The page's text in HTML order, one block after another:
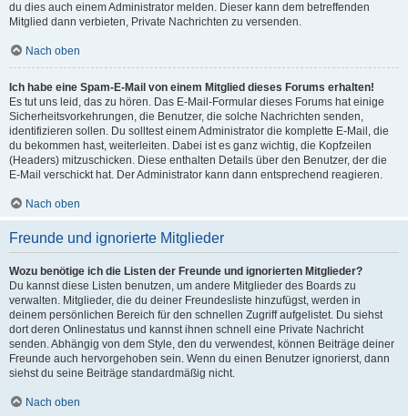
du dies auch einem Administrator melden. Dieser kann dem betreffenden
Mitglied dann verbieten, Private Nachrichten zu versenden.
Nach oben
Ich habe eine Spam-E-Mail von einem Mitglied dieses Forums erhalten!
Es tut uns leid, das zu hören. Das E-Mail-Formular dieses Forums hat einige
Sicherheitsvorkehrungen, die Benutzer, die solche Nachrichten senden,
identifizieren sollen. Du solltest einem Administrator die komplette E-Mail, die
du bekommen hast, weiterleiten. Dabei ist es ganz wichtig, die Kopfzeilen
(Headers) mitzuschicken. Diese enthalten Details über den Benutzer, der die
E-Mail verschickt hat. Der Administrator kann dann entsprechend reagieren.
Nach oben
Freunde und ignorierte Mitglieder
Wozu benötige ich die Listen der Freunde und ignorierten Mitglieder?
Du kannst diese Listen benutzen, um andere Mitglieder des Boards zu
verwalten. Mitglieder, die du deiner Freundesliste hinzufügst, werden in
deinem persönlichen Bereich für den schnellen Zugriff aufgelistet. Du siehst
dort deren Onlinestatus und kannst ihnen schnell eine Private Nachricht
senden. Abhängig von dem Style, den du verwendest, können Beiträge deiner
Freunde auch hervorgehoben sein. Wenn du einen Benutzer ignorierst, dann
siehst du seine Beiträge standardmäßig nicht.
Nach oben